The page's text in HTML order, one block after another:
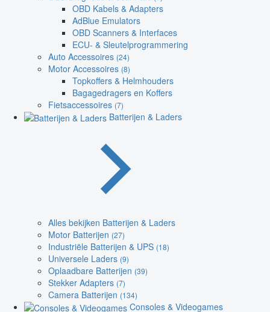
OBD Kabels & Adapters
AdBlue Emulators
OBD Scanners & Interfaces
ECU- & Sleutelprogrammering
Auto Accessoires (24)
Motor Accessoires (8)
Topkoffers & Helmhouders
Bagagedragers en Koffers
Fietsaccessoires (7)
Batterijen & Laders
Alles bekijken Batterijen & Laders
Motor Batterijen (27)
Industriële Batterijen & UPS (18)
Universele Laders (9)
Oplaadbare Batterijen (39)
Stekker Adapters (7)
Camera Batterijen (134)
Consoles & Videogames